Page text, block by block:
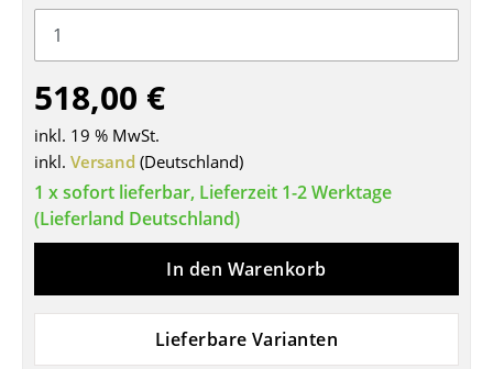
Bürosessel
Einzelteile
... alle Sitzmöbel
Tische
Esstische
Couchtische
Schreibtische
518,00 €
inkl. 19 % MwSt.
inkl. Versand (Deutschland)
1 x sofort lieferbar, Lieferzeit 1-2 Werktage
(Lieferland Deutschland)
In den Warenkorb
Lieferbare Varianten